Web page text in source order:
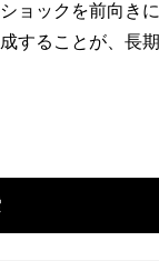
ョックを前向き
することが、長